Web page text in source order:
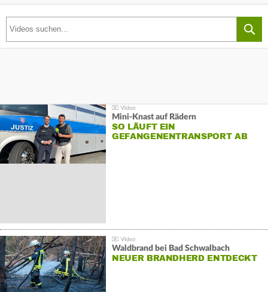
Mini-Knast auf Rädern
SO LÄUFT EIN
GEFANGENENTRANSPORT AB
Waldbrand bei Bad Schwalbach
NEUER BRANDHERD ENTDECKT